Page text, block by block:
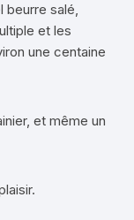
beurre salé,
et les
une centaine
et même un